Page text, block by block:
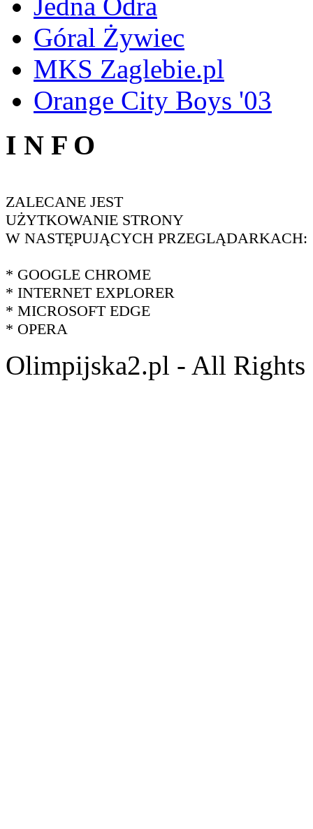
Góral Żywiec
MKS Zaglebie.pl
Orange City Boys '03
I N F O
ZALECANE JEST
UŻYTKOWANIE STRONY
W NASTĘPUJĄCYCH PRZEGLĄDARKACH:
* GOOGLE CHROME
* INTERNET EXPLORER
* MICROSOFT EDGE
* OPERA
Olimpijska2.pl - All Rights